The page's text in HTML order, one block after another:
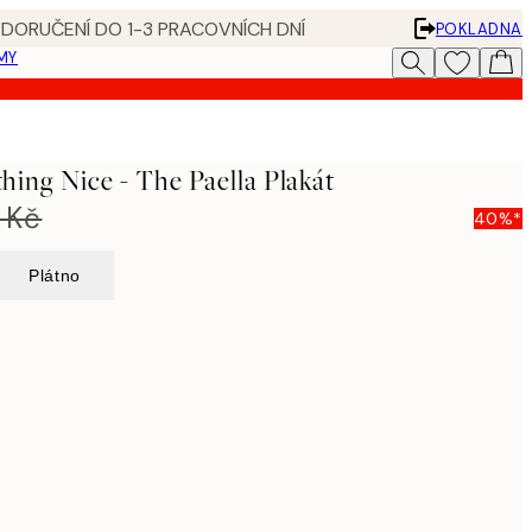
DO 1-3 PRACOVNÍCH DNÍ
POKLADNA
Nice - The Paella Plakát
40%*
Plátno